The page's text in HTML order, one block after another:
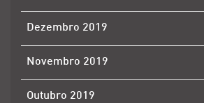
Dezembro 2019
Novembro 2019
Outubro 2019